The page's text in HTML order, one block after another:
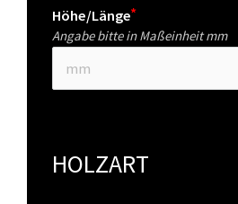
Höhe/Länge
Angabe bitte in Maßeinheit mm
HOLZART